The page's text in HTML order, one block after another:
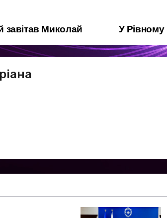
У
завітав Миколай